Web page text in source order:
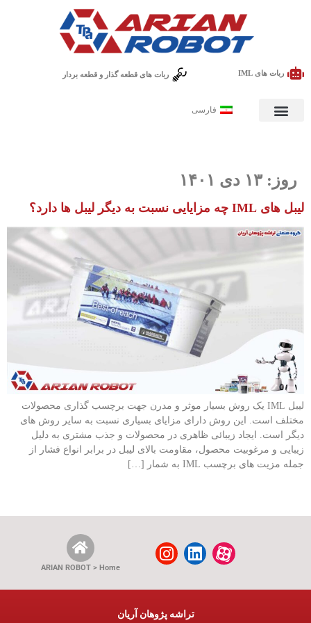
ربات های IML ربات های قطعه گذار و قطعه بردار
فارسی
روز:۱۳ دی ۱۴۰۱
لیبل های IML چه مزایایی نسبت به دیگر لیبل ها دارد؟
لیبل IML یک روش بسیار موثر و مدرن جهت برچسب گذاری محصولات
مختلف است. این روش دارای مزایای بسیاری نسبت به سایر روش های
دیگر است. ایجاد زیبائی ظاهری در محصولات و جذب مشتری به دلیل
زیبایی و مرغوبیت محصول، مقاومت بالای لیبل در برابر انواع فشار از
جمله مزیت های برچسب IML به شمار […]
ARIAN ROBOT > Home
تراشه پژوهان آریان